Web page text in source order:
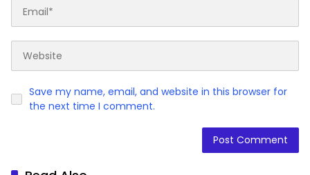
Save my name, email, and website in this browser for
the next time I comment.